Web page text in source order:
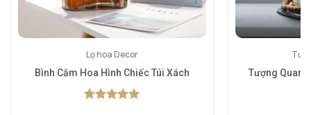
Lọ hoa Decor
Bình Cắm Hoa Hình Chiếc Túi Xách Tượng Quan